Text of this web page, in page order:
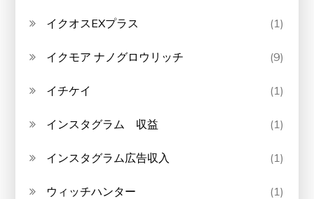
イクオスEXプラス (1)
イクモア ナノグロウリッチ (9)
イチケイ (1)
インスタグラム 収益 (1)
インスタグラム広告収入 (1)
ウィッチハンター (1)